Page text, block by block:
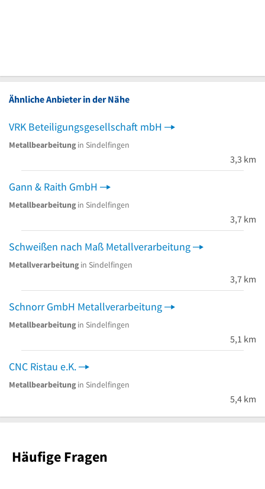
Ähnliche Anbieter in der Nähe
VRK Beteiligungsgesellschaft mbH
Metallbearbeitung in Sindelfingen
3,3 km
Gann & Raith GmbH
Metallbearbeitung in Sindelfingen
3,7 km
Schweißen nach Maß Metallverarbeitung
Metallverarbeitung in Sindelfingen
3,7 km
Schnorr GmbH Metallverarbeitung
Metallbearbeitung in Sindelfingen
5,1 km
CNC Ristau e.K.
Metallbearbeitung in Sindelfingen
5,4 km
Häufige Fragen